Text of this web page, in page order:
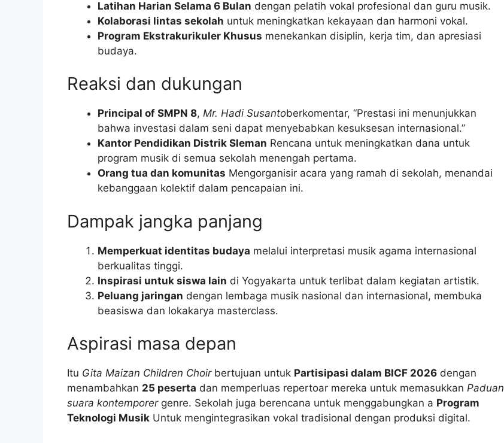
Latihan Harian Selama 6 Bulan dengan pelatih vokal profesional dan guru musik.
Kolaborasi lintas sekolah untuk meningkatkan kekayaan dan harmoni vokal.
Program Ekstrakurikuler Khusus menekankan disiplin, kerja tim, dan apresiasi
budaya.
Reaksi dan dukungan
Principal of SMPN 8, Mr. Hadi Susantoberkomentar, “Prestasi ini menunjukkan
bahwa investasi dalam seni dapat menyebabkan kesuksesan internasional.”
Kantor Pendidikan Distrik Sleman Rencana untuk meningkatkan dana untuk
program musik di semua sekolah menengah pertama.
Orang tua dan komunitas Mengorganisir acara yang ramah di sekolah, menandai
kebanggaan kolektif dalam pencapaian ini.
Dampak jangka panjang
Memperkuat identitas budaya melalui interpretasi musik agama internasional
berkualitas tinggi.
Inspirasi untuk siswa lain di Yogyakarta untuk terlibat dalam kegiatan artistik.
Peluang jaringan dengan lembaga musik nasional dan internasional, membuka
beasiswa dan lokakarya masterclass.
Aspirasi masa depan
Itu Gita Maizan Children Choirbertujuan untuk Partisipasi dalam BICF 2026 dengan
menambahkan 25 peserta dan memperluas repertoar mereka untuk memasukkan Paduan
suara kontemporergenre. Sekolah juga berencana untuk menggabungkan a Program
Teknologi Musik Untuk mengintegrasikan vokal tradisional dengan produksi digital.